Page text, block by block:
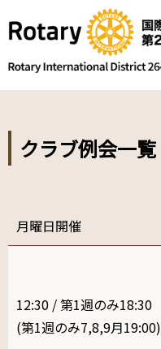
クラブ例会一覧
月
12:30 / 第1週のみ18:30
(第1週のみ7,8,9月19:00)